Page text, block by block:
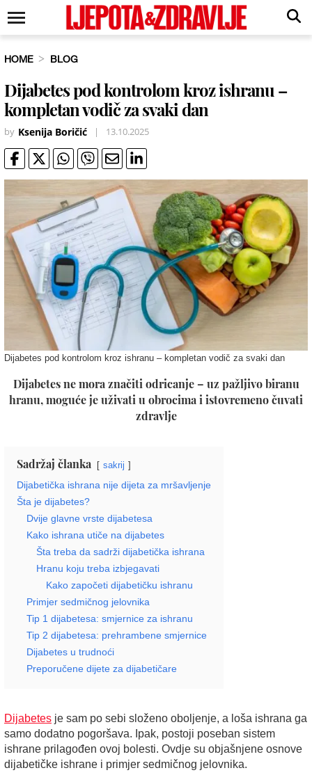
HOME BLOG
Dijabetes pod kontrolom kroz ishranu –
kompletan vodič za svaki dan
by Ksenija Boričić | 13.10.2025
Dijabetes pod kontrolom kroz ishranu – kompletan vodič za svaki dan
Dijabetes ne mora značiti odricanje – uz pažljivo biranu
hranu, moguće je uživati u obrocima i istovremeno čuvati
zdravlje
Sadržaj članka sakrij
Dijabetička ishrana nije dijeta za mršavljenje
Šta je dijabetes?
Dvije glavne vrste dijabetesa
Kako ishrana utiče na dijabetes
Šta treba da sadrži dijabetička ishrana
Hranu koju treba izbjegavati
Kako započeti dijabetičku ishranu
Primjer sedmičnog jelovnika
Tip 1 dijabetesa: smjernice za ishranu
Tip 2 dijabetesa: prehrambene smjernice
Dijabetes u trudnoći
Preporučene dijete za dijabetičare
Dijabetes je sam po sebi složeno oboljenje, a loša ishrana ga
samo dodatno pogoršava. Ipak, postoji poseban sistem
ishrane prilagođen ovoj bolesti. Ovdje su objašnjene osnove
dijabetičke ishrane i primjer sedmičnog jelovnika.